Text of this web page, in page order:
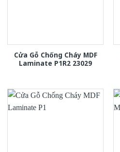
Cửa Gỗ Chống Cháy MDF
Laminate P1R2 23029